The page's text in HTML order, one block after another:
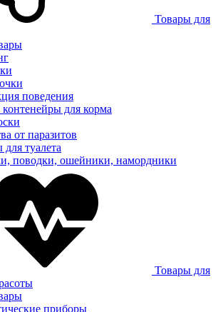
Товары для
поведения
для корма
от паразитов
туалета
поводки, ошейники, намордники
Товары для
приборы